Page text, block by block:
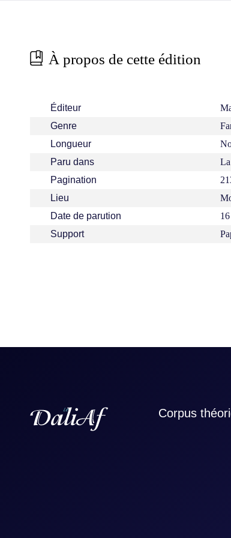
À propos de cette édition
Éditeur
Genre
Longueur
Paru dans
Pagination
Lieu
Date de parution
Support
Corpus